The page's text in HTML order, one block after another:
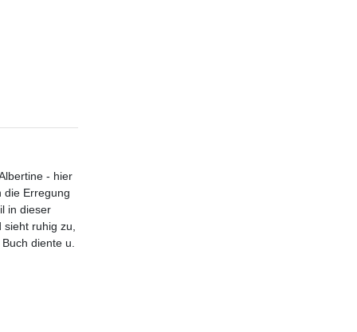
- hier
die Erregung
in dieser
ruhig zu,
diente u.